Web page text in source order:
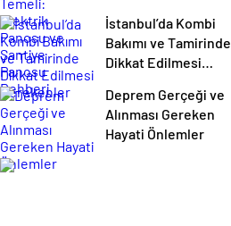
Rehberi
İstanbul’da Kombi
Bakımı ve Tamirinde
Dikkat Edilmesi
Deprem Gerçeği ve
Alınması Gereken
Hayati Önlemler